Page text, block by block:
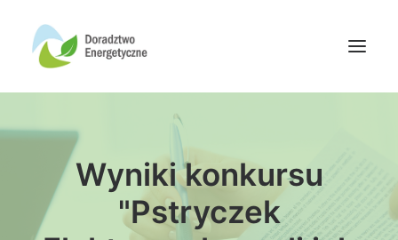
Oferta doradców
Aktualności
Wydarzenia
Oferta finansowania
Wyniki konkursu
"Pstryczek